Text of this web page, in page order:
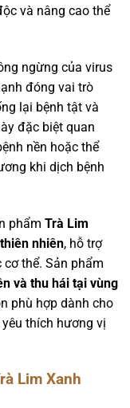
và nâng cao thể
ngừng của virus
đóng vai trò
lại bệnh tật và
đặc biệt quan
nền hoặc thể
khi dịch bệnh
phẩm Trà Lim
nhiên, hỗ trợ
thể. Sản phẩm
và thu hái tại vùng
phù hợp dành cho
thích hương vị
Lim Xanh